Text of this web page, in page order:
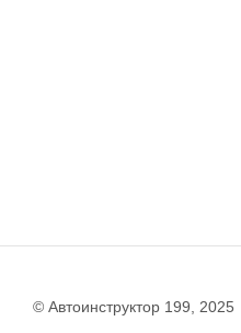
© Автоинструктор 199, 2025